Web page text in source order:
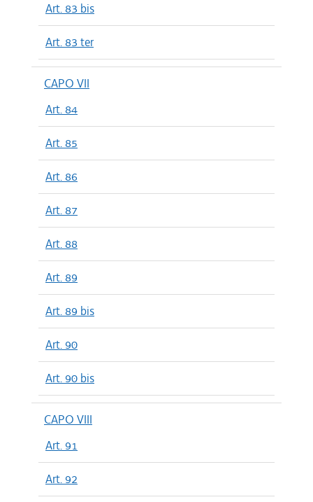
Art. 83 bis
Art. 83 ter
CAPO VII
Art. 84
Art. 85
Art. 86
Art. 87
Art. 88
Art. 89
Art. 89 bis
Art. 90
Art. 90 bis
CAPO VIII
Art. 91
Art. 92